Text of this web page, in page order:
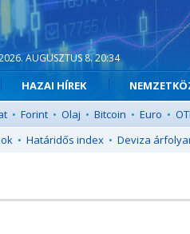
AUGUSZTUS 8. 20:34
HAZAI HÍREK
• Forint • Olaj • Bitcoin • Euro •
• Határidős index • Deviza